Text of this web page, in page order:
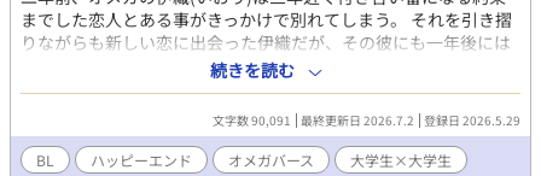
クスをしており……。 しかしそれをも見越していたソンジュは、
かねてより計画していたユンファへの「あるプレゼント」
――「貞操帯」を持って帰ってきていた。 『俺はこれまで貴方と
の約束を厳守してきました。今度は貴方が俺との約束を守る番で
す――。』 そうしてバイブ付きの貞操帯を無理やりユンファにつ
け、今度は自分の「言いなり」になることを約束させたソンジュ
だったが、ユンファは案外大人しくて…――？ 【2026年3月より
までした恋人とある事がきっかけで別れてしまう。 それを引き摺
りながらも新しい恋に出会った伊織だが、その彼にも一年後には
振られ、以降付き合う人すべてと同じ理由で別れる事に。 何度も
続いて傷付いた伊織は、これなら誰も好きにならない方がマシだ
と諦め自分の〝ジンクス〟を頼ってくる相手に応えていた。 そん
なある日、酔っ払った伊織が一人道端で座り込んでいると、心配
してくれたらしい一人のイケメンアルファに声をかけられる。 穏
続きを読む
文字数 90,091 最終更新日 2026.7.2 登録日 2026.5.29
BL ハッピーエンド オメガバース
大学生×大学生